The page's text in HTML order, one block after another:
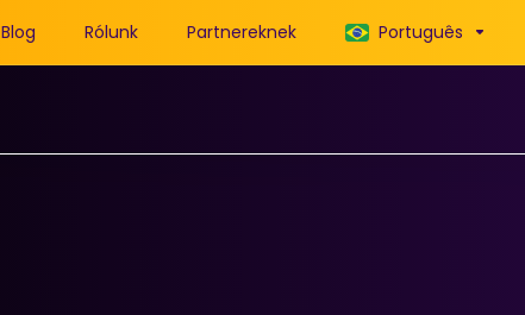
Blog Rólunk Partnereknek Português